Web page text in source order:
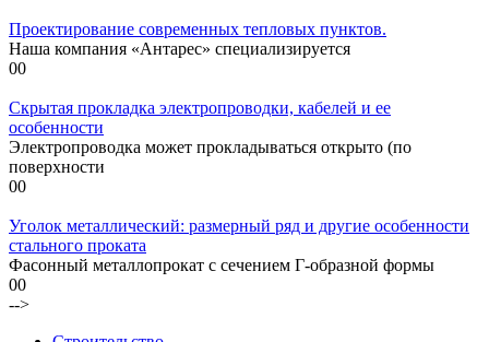
Проектирование современных тепловых пунктов.
Наша компания «Антарес» специализируется
00
Скрытая прокладка электропроводки, кабелей и ее
особенности
Электропроводка может прокладываться открыто (по
поверхности
00
Уголок металлический: размерный ряд и другие особенности
стального проката
Фасонный металлопрокат с сечением Г-образной формы
00
-->